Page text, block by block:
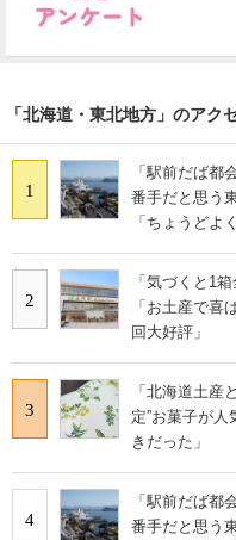
「北海道・東北地方」のアク
1
「駅前だば
番手だと思う
「ちょうどよ
2
「気づくと1
「お土産で喜
回大好評」
3
「北海道土産
定”お菓子が
きだった」
4
「駅前だば
番手だと思う